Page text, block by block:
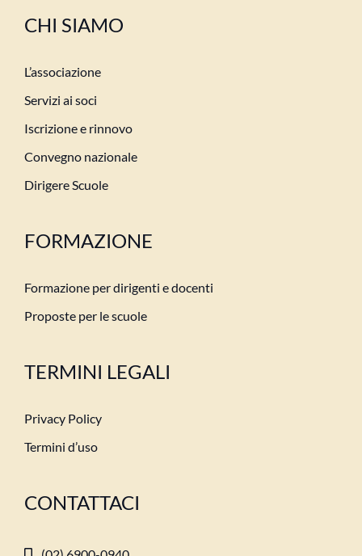
CHI SIAMO
L’associazione
Servizi ai soci
Iscrizione e rinnovo
Convegno nazionale
Dirigere Scuole
FORMAZIONE
Formazione per dirigenti e docenti
Proposte per le scuole
TERMINI LEGALI
Privacy Policy
Termini d’uso
CONTATTACI